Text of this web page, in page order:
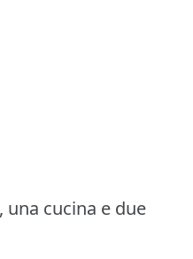
una cucina e due